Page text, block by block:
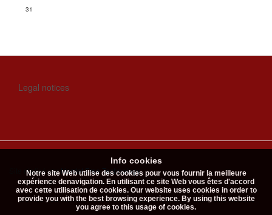
31
Legal notices
Site réalisé par Nordet Free Technology.
Info cookies
Notre site Web utilise des cookies pour vous fournir la meilleure
expérience denavigation. En utilisant ce site Web vous êtes d'accord
avec cette utilisation de cookies. Our website uses cookies in order to
provide you with the best browsing experience. By using this website
you agree to this usage of cookies.